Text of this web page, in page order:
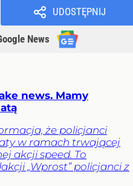
UDOSTĘPNIJ
News
news. Mamy
że policjanci
w ramach trwającej
akcji speed. To
„Wprost” policjanci z